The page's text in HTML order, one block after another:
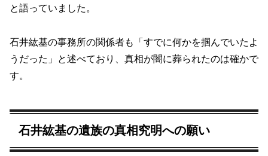
と語っていました。
石井紘基の事務所の関係者も「すでに何かを掴んでいたよ
うだった」と述べており、真相が闇に葬られたのは確かで
す。
石井紘基の遺族の真相究明への願い